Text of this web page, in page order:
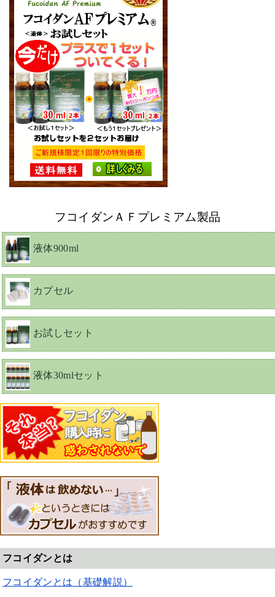
フコイダンＡＦプレミアム製品
液体900ml
カプセル
お試しセット
液体30mlセット
フコイダンとは
フコイダンとは（基礎解説）